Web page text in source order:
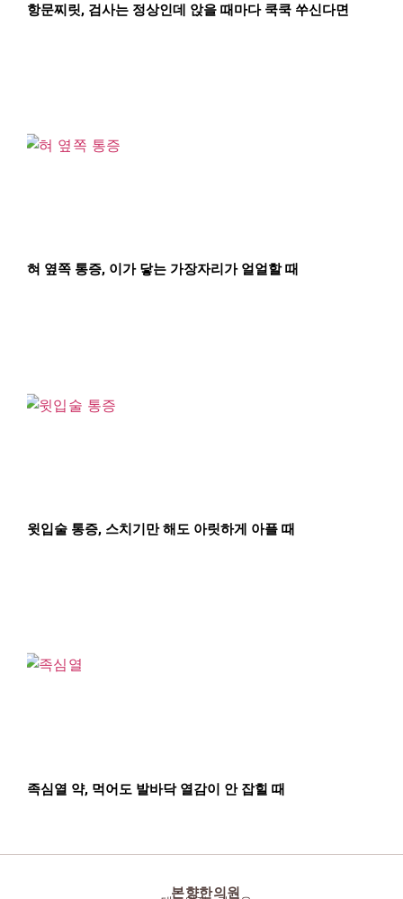
항문찌릿, 검사는 정상인데 앉을 때마다 쿡쿡 쑤신다면
혀 옆쪽 통증, 이가 닿는 가장자리가 얼얼할 때
윗입술 통증, 스치기만 해도 아릿하게 아플 때
족심열 약, 먹어도 발바닥 열감이 안 잡힐 때
본향한의원